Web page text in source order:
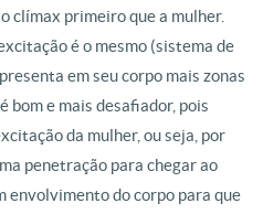
clímax primeiro que a mulher.
é o mesmo (sistema de
em seu corpo mais zonas
bom e mais desafiador, pois
da mulher, ou seja, por
penetração para chegar ao
envolvimento do corpo para que